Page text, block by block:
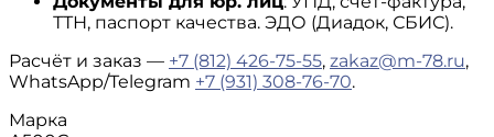
ТТН, паспорт качества. ЭДО (Диадок, СБИС).
Расчёт и заказ — +7 (812) 426-75-55, zakaz@m-78.ru,
WhatsApp/Telegram +7 (931) 308-76-70.
Марка